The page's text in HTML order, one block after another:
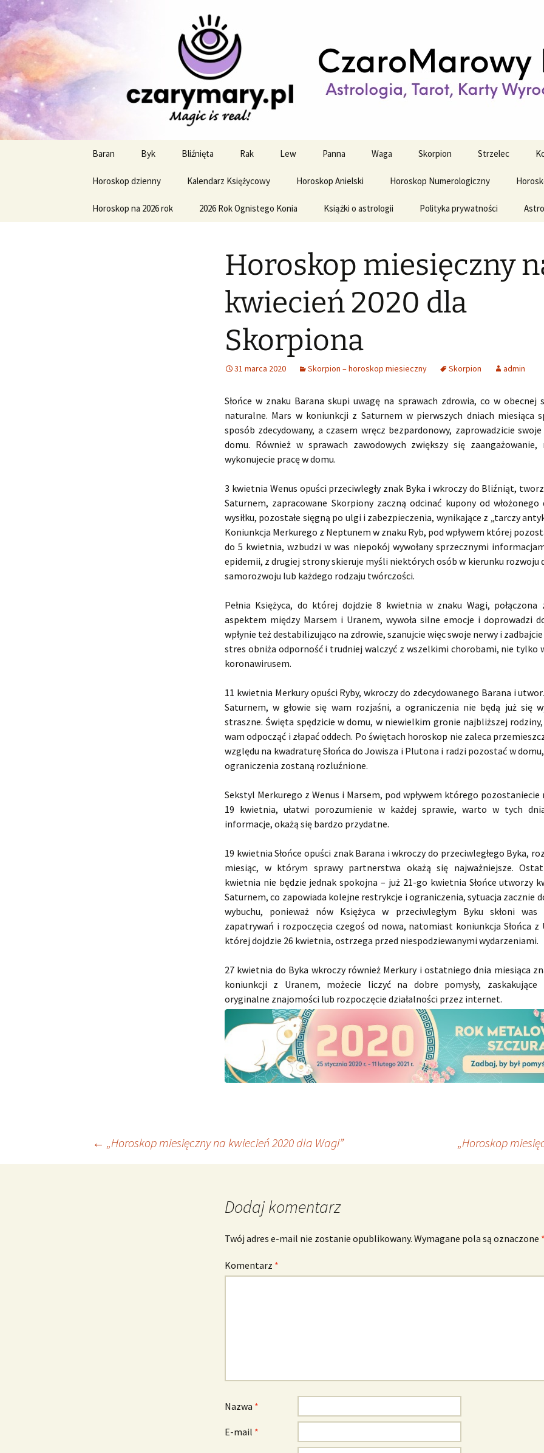
CzaroMarowy horoskop
miesięczny i tygodniowy
Profesjonalne przepowiednie astrologiczne
treści
Baran Byk Bliźnięta Rak Lew Panna Waga Skorpion Strzelec
Horoskop dzienny Kalendarz Księżycowy Horoskop Anielski Horoskop Numerologiczny
Horoskop na 2026 rok 2026 Rok Ognistego Konia Książki o astrologii Polityka prywatności
Horoskop miesięczny
kwiecień 2020 dla
Skorpiona
31 marca 2020 Skorpion – horoskop miesieczny Skorpion admin
Słońce w znaku Barana skupi uwagę na sprawach zdrowia, co w obecnej
naturalne. Mars w koniunkcji z Saturnem w pierwszych dniach miesiąca
sposób zdecydowany, a czasem wręcz bezpardonowy, zaprowadzicie
domu. Również w sprawach zawodowych zwiększy się
wykonujecie pracę w domu.
3 kwietnia Wenus opuści przeciwległy znak Byka i wkroczy do Bliźniąt,
Saturnem, zapracowane Skorpiony zaczną odcinać kupony od
wysiłku, pozostałe sięgną po ulgi i zabezpieczenia, wynikające z „tarczy
Koniunkcja Merkurego z Neptunem w znaku Ryb, pod wpływem której
do 5 kwietnia, wzbudzi w was niepokój wywołany sprzecznymi
epidemii, z drugiej strony skieruje myśli niektórych osób w kierunku rozwoju
samorozwoju lub każdego rodzaju twórczości.
Pełnia Księżyca, do której dojdzie 8 kwietnia w znaku Wagi, połączona
aspektem między Marsem i Uranem, wywoła silne emocje i doprowadzi
wpłynie też destabilizująco na zdrowie, szanujcie więc swoje nerwy i
stres obniża odporność i trudniej walczyć z wszelkimi chorobami, nie tylko
koronawirusem.
11 kwietnia Merkury opuści Ryby, wkroczy do zdecydowanego Barana i
Saturnem, w głowie się wam rozjaśni, a ograniczenia nie będą już się
straszne. Święta spędzicie w domu, w niewielkim gronie najbliższej
wam odpocząć i złapać oddech. Po świętach horoskop nie zaleca
względu na kwadraturę Słońca do Jowisza i Plutona i radzi pozostać w
ograniczenia zostaną rozluźnione.
Sekstyl Merkurego z Wenus i Marsem, pod wpływem którego pozostaniecie
19 kwietnia, ułatwi porozumienie w każdej sprawie, warto w tych
informacje, okażą się bardzo przydatne.
19 kwietnia Słońce opuści znak Barana i wkroczy do przeciwległego Byka,
miesiąc, w którym sprawy partnerstwa okażą się najważniejsze.
kwietnia nie będzie jednak spokojna – już 21-go kwietnia Słońce utworzy
Saturnem, co zapowiada kolejne restrykcje i ograniczenia, sytuacja zacznie
wybuchu, ponieważ nów Księżyca w przeciwległym Byku skłoni
zapatrywań i rozpoczęcia czegoś od nowa, natomiast koniunkcja Słońca z
której dojdzie 26 kwietnia, ostrzega przed niespodziewanymi wydarzeniami.
27 kwietnia do Byka wkroczy również Merkury i ostatniego dnia miesiąca
koniunkcji z Uranem, możecie liczyć na dobre pomysły, zaskakujące
oryginalne znajomości lub rozpoczęcie działalności przez internet.
Nawigacja
← „Horoskop miesięczny na kwiecień 2020 dla Wagi” „Horoskop
Dodaj komentarz
Twój adres e-mail nie zostanie opublikowany. Wymagane pola są oznaczone *
Komentarz *
Nazwa *
E-mail *